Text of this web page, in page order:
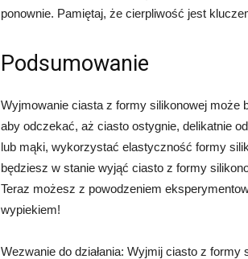
ponownie. Pamiętaj, że cierpliwość jest
Podsumowanie
Wyjmowanie ciasta z formy silikonowej może
aby odczekać, aż ciasto ostygnie, delikatnie
lub mąki, wykorzystać elastyczność formy
będziesz w stanie wyjąć ciasto z formy
Teraz możesz z powodzeniem
wypiekiem!
Wezwanie do działania: Wyjmij ciasto z